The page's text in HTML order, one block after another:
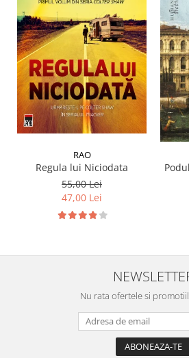
RAO
Regula lui Niciodata
55,00 Lei
47,00 Lei
Nu rata ofertele si